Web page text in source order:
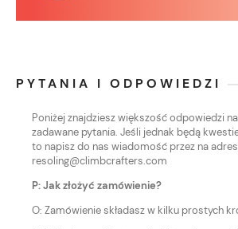
PYTANIA I ODPOWIEDZI
Poniżej znajdziesz większość odpowiedzi
zadawane pytania. Jeśli jednak będą
to napisz do nas wiadomość przez na adres
resoling@climbcrafters.com
P: Jak złożyć zamówienie?
O: Zamówienie składasz w kilku prostych